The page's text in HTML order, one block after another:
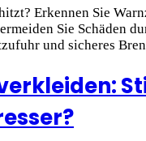
Erkennen Sie
Sie Schäden
und sicheres